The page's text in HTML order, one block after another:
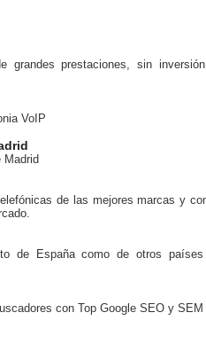
grandes prestaciones, sin
VoIP
Madrid
de las mejores marcas y
de España como de otros
con Top Google SEO y SEM